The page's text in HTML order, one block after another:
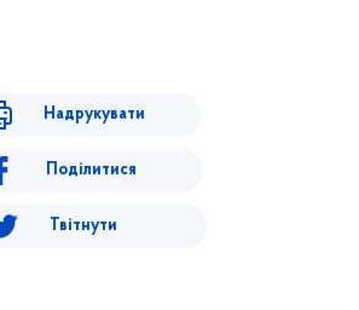
Надрукувати
Поділитися
Твітнути